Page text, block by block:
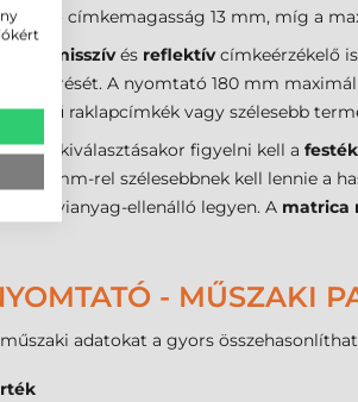
címkemagasság 13 mm, míg a
transzmisszívés reflektívcímkeérzékelő
A nyomtató 180 mm
raklapcímkék vagy szélesebb
kiválasztásakor figyelni kell a
2 mm-rel szélesebbnek kell lennie a
vegyianyag-ellenálló legyen. A matrica
- MŰSZAKI
adatokat a gyors